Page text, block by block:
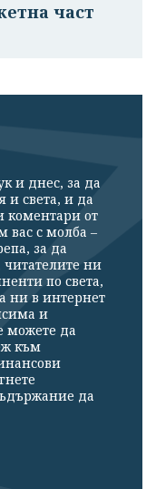
част
и днес, за да
и света, и да
коментари от
вас с молба –
за да
ни
по света,
ни в интернет
и
можете да
към
да